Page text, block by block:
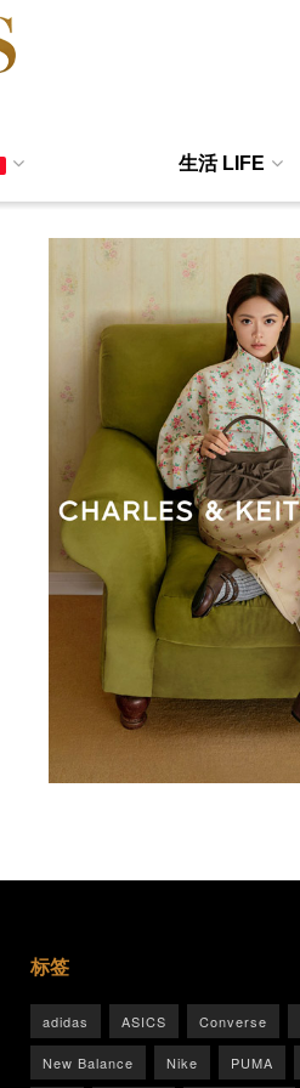
生活 LIFE
标签
adidas ASICS Converse
New Balance Nike PUMA